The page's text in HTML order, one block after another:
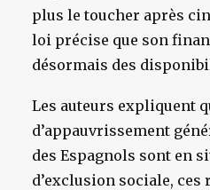
plus le toucher après
loi précise que son
désormais des
Les auteurs expliquent
d’appauvrissement
des Espagnols sont en
d’exclusion sociale,